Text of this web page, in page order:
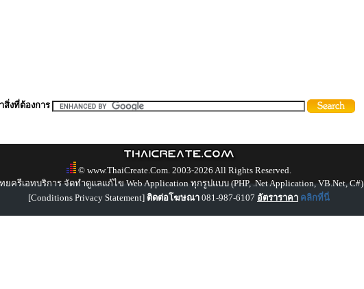
สิ่งที่ต้องการ
© www.ThaiCreate.Com. 2003-2026 All Rights Reserved.
ยครีเอทบริการ จัดทำดูแลแก้ไข Web Application ทุกรูปแบบ (PHP, .Net Application, VB.Net, C#)
[Conditions Privacy Statement] ติดต่อโฆษณา 081-987-6107 อัตราราคา คลิกที่นี่